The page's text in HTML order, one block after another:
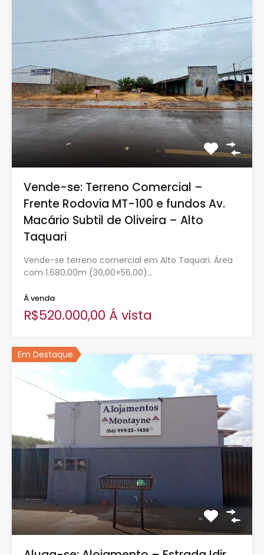
Vende-se: Terreno Comercial –
Frente Rodovia MT-100 e fundos Av.
Macário Subtil de Oliveira – Alto
Taquari
Vende-se terreno comercial em Alto Taquari. Área
com 1.680,00m (30,00×56,00)…
Á venda
R$520.000,00 Á vista
Em Destaque